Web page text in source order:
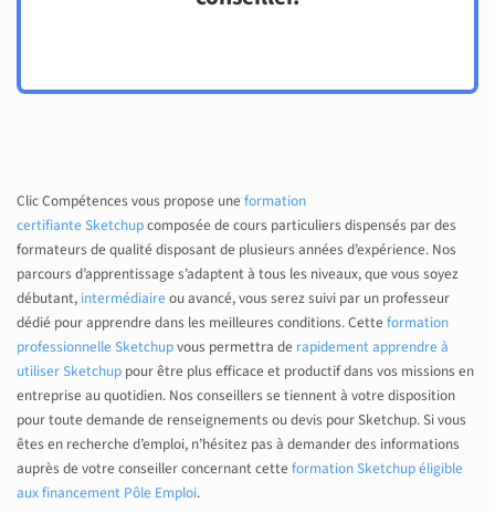
Clic Compétences vous propose une formation
certifiante Sketchupcomposée de cours particuliers dispensés par des
formateurs de qualité disposant de plusieurs années d’expérience. Nos
parcours d’apprentissage s’adaptent à tous les niveaux, que vous soyez
débutant, intermédiaire ou avancé, vous serez suivi par un professeur
dédié pour apprendre dans les meilleures conditions.Cette formation
professionnelle Sketchupvous permettra de rapidement apprendre à
utiliser Sketchuppour être plus efficace et productif dans vos missions en
entreprise au quotidien. Nos conseillers se tiennent à votre disposition
pour toute demande de renseignements ou devis pour Sketchup. Si vous
êtes en recherche d’emploi, n’hésitez pas à demander des informations
auprès de votre conseiller concernant cette formation Sketchup éligible
aux financement Pôle Emploi.